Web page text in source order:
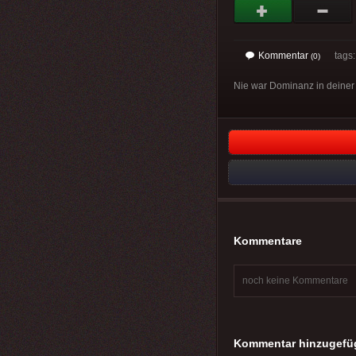
Kommentar (0) tags:
Nie war Dominanz in
Kommentare
noch keine Kommentare
Kommentar